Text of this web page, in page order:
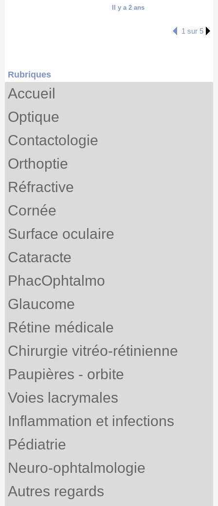
Il y a 2 ans
1 sur 5
Rubriques
Accueil
Optique
Contactologie
Orthoptie
Réfractive
Cornée
Surface oculaire
Cataracte
PhacOphtalmo
Glaucome
Rétine médicale
Chirurgie vitréo-rétinienne
Paupières - orbite
Voies lacrymales
Inflammation et infections
Pédiatrie
Neuro-ophtalmologie
Autres regards